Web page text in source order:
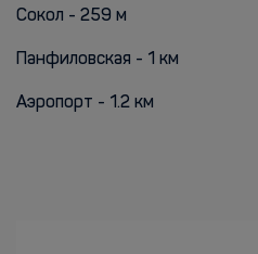
Сокол - 259 м
Панфиловская - 1 км
Аэропорт - 1.2 км